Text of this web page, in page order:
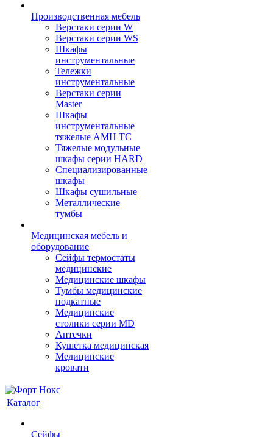
Производственная мебель
Верстаки серии W
Верстаки серии WS
Шкафы
инструментальные
Тележки
инструментальные
Верстаки серии
Master
Шкафы
инструментальные
тяжелые AMH TC
Тяжелые модульные
шкафы серии HARD
Cпециализированные
шкафы
Шкафы сушильные
Металлические
тумбы
Медицинская мебель и
оборудование
Сейфы термостаты
медицинские
Медицинские шкафы
Тумбы медицинские
подкатные
Медицинские
столики серии MD
Аптечки
Кушетка медицинская
Медицинские
кровати
Каталог
Сейфы